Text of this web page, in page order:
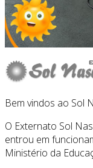
Bem vindos ao Sol
O Externato Sol
entrou em
Ministério da